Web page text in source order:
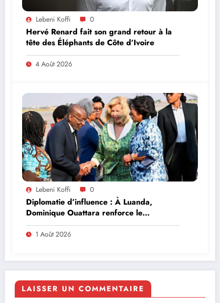
Lebeni Koffi 0
Hervé Renard fait son grand retour à la
tête des Éléphants de Côte d’Ivoire
4 Août 2026
Lebeni Koffi 0
Diplomatie d’influence : À Luanda,
Dominique Ouattara renforce le
leadership solidaire de la Côte d’Ivoire en
Afrique
1 Août 2026
LAISSER UN COMMENTAIRE